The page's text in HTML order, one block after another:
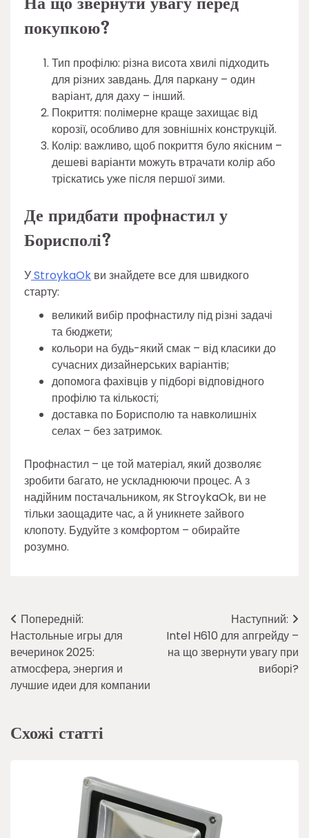
покупкою?
Тип профілю: різна висота хвилі підходить
для різних завдань. Для паркану – один
варіант, для даху – інший.
Покриття: полімерне краще захищає від
корозії, особливо для зовнішніх конструкцій.
Колір: важливо, щоб покриття було якісним –
дешеві варіанти можуть втрачати колір або
тріскатись уже після першої зими.
Де придбати профнастил у
Борисполі?
УStroykaOk ви знайдете все для швидкого
старту:
великий вибір профнастилу під різні задачі
та бюджети;
кольори на будь-який смак – від класики до
сучасних дизайнерських варіантів;
допомога фахівців у підборі відповідного
профілю та кількості;
доставка по Борисполю та навколишніх
селах – без затримок.
Профнастил – це той матеріал, який дозволяє
зробити багато, не ускладнюючи процес. А з
надійним постачальником, як StroykaOk, ви не
тільки заощадите час, а й уникнете зайвого
клопоту. Будуйте з комфортом – обирайте
розумно.
Навігація
записів
Попередній:
Настольные игры для
вечеринок 2025:
атмосфера, энергия и
лучшие идеи для компании
Наступний:
Intel H610 для апгрейду –
на що звернути увагу при
виборі?
Схожі статті